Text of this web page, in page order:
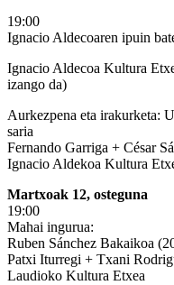
19:00
Ignacio Aldecoaren ipuin
Ignacio Aldecoa Kultura
izango da)
Aurkezpena eta irakurketa:
saria
Fernando Garriga + César
Ignacio Aldekoa Kultura
Martxoak 12, osteguna
19:00
Mahai ingurua:
Ruben Sánchez Bakaikoa
Patxi Iturregi + Txani
Laudioko Kultura Etxea